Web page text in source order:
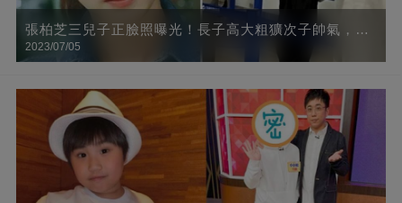
張柏芝三兒子正臉照曝光！長子高大粗獷次子帥氣，小
兒子「混血臉」太像她
2023/07/05